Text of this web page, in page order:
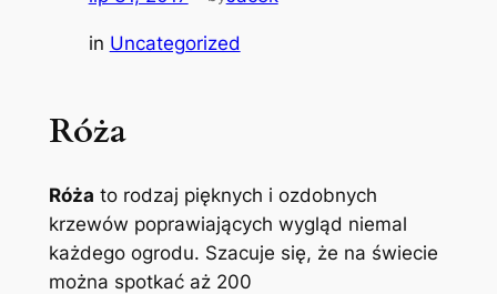
in Uncategorized
Róża
Róża to rodzaj pięknych i ozdobnych
krzewów poprawiających wygląd niemal
każdego ogrodu. Szacuje się, że na świecie
można spotkać aż 200